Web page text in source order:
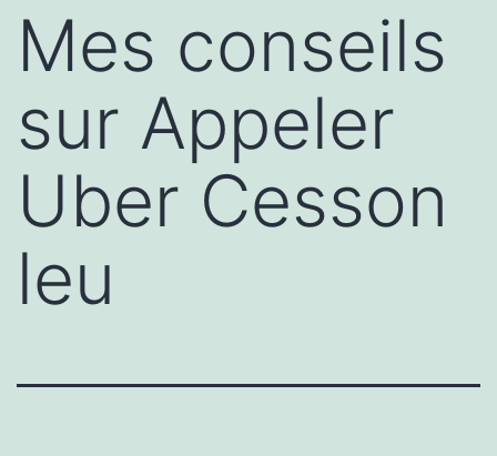
Mes conseils
sur Appeler
Uber Cesson
leu